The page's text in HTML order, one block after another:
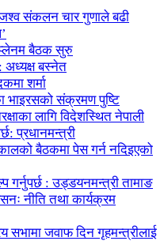
संकलन चार गुणाले बढी
प्लेनम बैठक सुरु
बस्नेत
शर्मा
भाइरसको संक्रमण पुष्टि
लागि विदेशस्थित नेपाली
प्रधानमन्त्री
बैठकमा पेस गर्न नदिइएको
गर्नुपर्छ : उड्डयनमन्त्री तामाङ
नीति तथा कार्यक्रम
सभामा जवाफ दिन गृहमन्त्रीलाई